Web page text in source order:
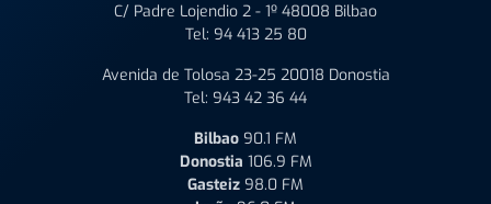
C/ Padre Lojendio 2 - 1º 48008 Bilbao
Tel: 94 413 25 80
Avenida de Tolosa 23-25 20018 Donostia
Tel: 943 42 36 44
Bilbao 90.1 FM
Donostia 106.9 FM
Gasteiz 98.0 FM